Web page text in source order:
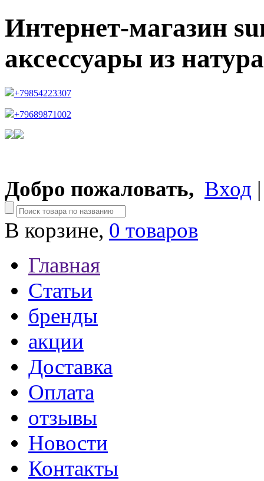
Интернет-магазин
аксессуары из
+79854223307
+79689871002
Добро пожаловать, Вход
В корзине, 0 товаров
Главная
Статьи
бренды
акции
Доставка
Оплата
отзывы
Новости
Контакты